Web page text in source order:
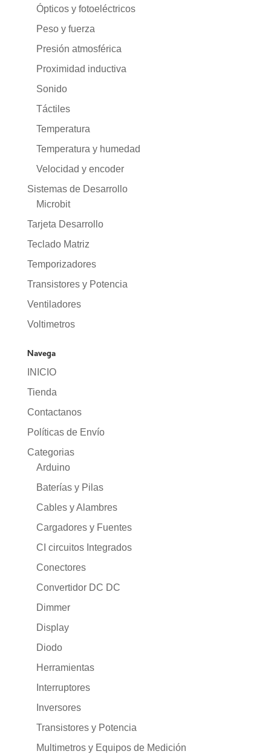
Ópticos y fotoeléctricos
Peso y fuerza
Presión atmosférica
Proximidad inductiva
Sonido
Táctiles
Temperatura
Temperatura y humedad
Velocidad y encoder
Sistemas de Desarrollo
Microbit
Tarjeta Desarrollo
Teclado Matriz
Temporizadores
Transistores y Potencia
Ventiladores
Voltimetros
Navega
INICIO
Tienda
Contactanos
Políticas de Envío
Categorias
Arduino
Baterías y Pilas
Cables y Alambres
Cargadores y Fuentes
CI circuitos Integrados
Conectores
Convertidor DC DC
Dimmer
Display
Diodo
Herramientas
Interruptores
Inversores
Transistores y Potencia
Multimetros y Equipos de Medición